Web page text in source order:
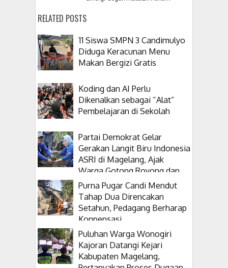
RELATED POSTS
11 Siswa SMPN 3 Candimulyo
Diduga Keracunan Menu
Makan Bergizi Gratis
Koding dan AI Perlu
Dikenalkan sebagai “Alat”
Pembelajaran di Sekolah
Partai Demokrat Gelar
Gerakan Langit Biru Indonesia
ASRI di Magelang, Ajak
Warga Gotong Royong dan
Tanam Pohon
Purna Pugar Candi Mendut
Tahap Dua Direncakan
Setahun, Pedagang Berharap
Konpensasi
Puluhan Warga Wonogiri
Kajoran Datangi Kejari
Kabupaten Magelang,